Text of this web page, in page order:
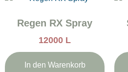
Regen RX Spray
12000 L
In den Warenkorb